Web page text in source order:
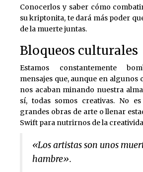
Conocerlos y saber cómo
su kriptonita, te dará más poder
de la muerte juntas.
Bloqueos culturales
Estamos constantemente
mensajes que, aunque en algunos
nos acaban minando nuestra
sí, todas somos creativas. No
grandes obras de arte o llenar
Swift para nutrirnos de la
«Los artistas son unos
hambre».